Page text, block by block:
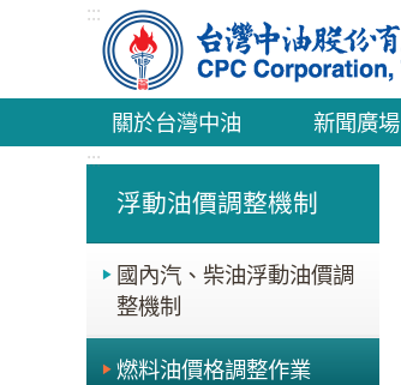
跳到主要內容區塊
:::
關於台灣中油 新聞廣場
:::
浮動油價調整機制
國內汽、柴油浮動油價調
整機制
燃料油價格調整作業